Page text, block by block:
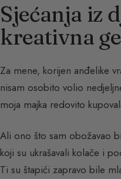
Sjećanja iz
kreativna
Za mene, korijen anđelike
nisam osobito volio
moja majka redovito
Ali ono što sam obožavao
koji su ukrašavali kolače i
Ti su štapići zapravo bile